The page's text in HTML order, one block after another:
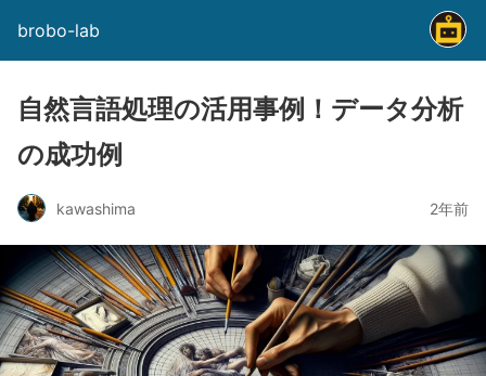
brobo-lab
自然言語処理の活用事例！データ分析
の成功例
kawashima 2年前